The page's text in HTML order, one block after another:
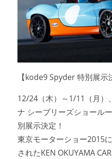
お問い合わせ
【kode9 Spyder 特別展示
12/24（木）～1/11（月）
ナ シーブリーズショール
別展示決定！
東京モーターショー2015
されたKEN OKUYAMA